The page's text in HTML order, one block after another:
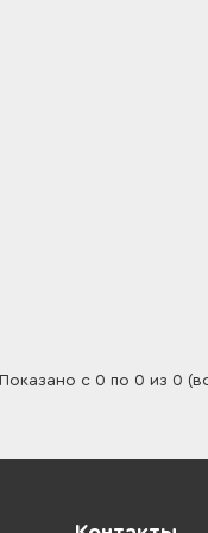
Показано с 0 по 0 из 0